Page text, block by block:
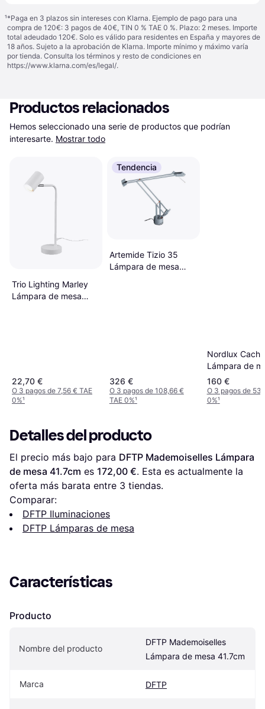
¹*Paga en 3 plazos sin intereses con Klarna. Ejemplo de pago para una
compra de 120€: 3 pagos de 40€, TIN 0 % TAE 0 %. Plazo: 2 meses. Importe
total adeudado 120€. Solo es válido para residentes en España y mayores de
18 años. Sujeto a la aprobación de Klarna. Importe mínimo y máximo varía
por tienda. Consulta los términos y resto de condiciones en
https://www.klarna.com/es/legal/.
Productos relacionados
Hemos seleccionado una serie de productos que podrían
interesarte. Mostrar todo
Trio Lighting Marley
Lámpara de mesa
22,70 €
O 3 pagos de 7,56 € TAE
0%¹
Tendencia
Artemide Tizio 35
Lámpara de mesa
326 €
O 3 pagos de 108,66 €
TAE 0%¹
Nordlux Caché
Lámpara de
49cm
160 €
O 3 pagos de
0%¹
Detalles del producto
El precio más bajo para DFTP Mademoiselles Lámpara
de mesa 41.7cm es 172,00 €. Esta es actualmente la
oferta más barata entre 3 tiendas.
Comparar:
DFTP Iluminaciones
DFTP Lámparas de mesa
Características
Producto
Nombre del producto
DFTP Mademoiselles
Lámpara de mesa 41.7cm
Marca DFTP